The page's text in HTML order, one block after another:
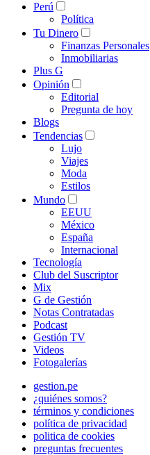
Perú
Política
Tu Dinero
Finanzas Personales
Inmobiliarias
Plus G
Opinión
Editorial
Pregunta de hoy
Blogs
Tendencias
Lujo
Viajes
Moda
Estilos
Mundo
EEUU
México
España
Internacional
Tecnología
Club del Suscriptor
Mix
G de Gestión
Notas Contratadas
Podcast
Gestión TV
Videos
Fotogalerías
gestion.pe
¿quiénes somos?
términos y condiciones
política de privacidad
politica de cookies
preguntas frecuentes